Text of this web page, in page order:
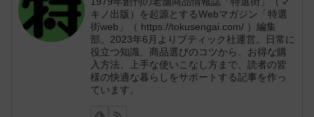
キノ出版）を起源とするWebマガジン「特選
街web」（ https://tokusengai.com/ ）編集
部。2023年6月よりブティック社運営。日常に
役立つ知識、商品選びのコツから、お得な購
入方法、上手な使いこなし方まで、読者の皆
様の快適な暮らしをサポートする記事を作っ
ています。